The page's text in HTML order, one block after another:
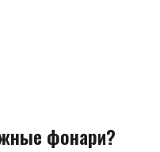
фонари?